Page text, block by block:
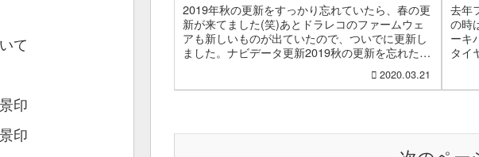
2019年秋の更新をすっかり忘れていたら、春の更
新が来てました(笑)あとドラレコのファームウェ
アも新しいものが出ていたので、ついでに更新し
ました。ナビデータ更新2019秋の更新を忘れたの
2020.03.21
去年
の時
ーキ
タイ
て
印
印